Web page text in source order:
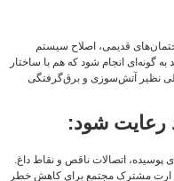
قدیمی، اصلاح سیستم
گونه‌ای انجام شود که هم با ساختار
نظیر آتش‌سوزی و برق‌گرفتگی
رعایت شود:
اتصالات ناقص و نقاط داغ.
به ارت مشترک مجتمع برای کاهش خطر